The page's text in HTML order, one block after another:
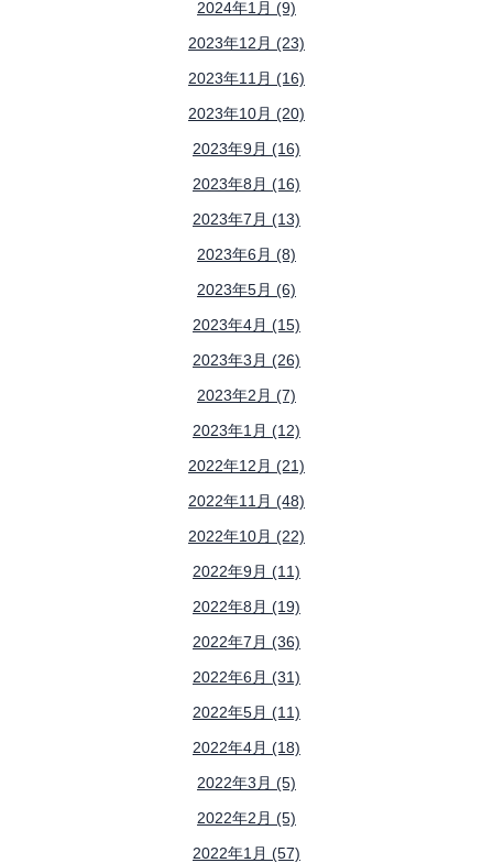
2024年1月 (9)
2023年12月 (23)
2023年11月 (16)
2023年10月 (20)
2023年9月 (16)
2023年8月 (16)
2023年7月 (13)
2023年6月 (8)
2023年5月 (6)
2023年4月 (15)
2023年3月 (26)
2023年2月 (7)
2023年1月 (12)
2022年12月 (21)
2022年11月 (48)
2022年10月 (22)
2022年9月 (11)
2022年8月 (19)
2022年7月 (36)
2022年6月 (31)
2022年5月 (11)
2022年4月 (18)
2022年3月 (5)
2022年2月 (5)
2022年1月 (57)